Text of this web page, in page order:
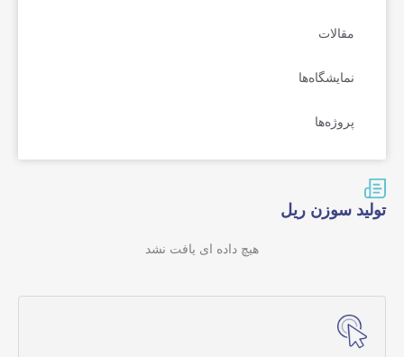
مقالات
نمایشگاه‌ها
پروژه‌ها
تولید سوزن ریل
هیچ داده ای یافت نشد